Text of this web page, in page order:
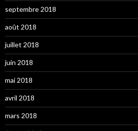
septembre 2018
août 2018
juillet 2018
juin 2018
mai 2018
avril 2018
mars 2018